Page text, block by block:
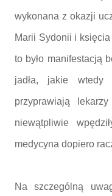
wykonana z okazji
Marii Sydonii i
to było manifestacją
jadła, jakie wtedy
przyprawiają
niewątpliwie
medycyna dopiero
Na szczególną